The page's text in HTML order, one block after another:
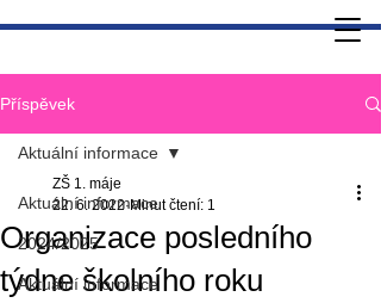
Příspěvek
Aktuální informace
2024/2025
Aktuální informace
Aktuální informace
Organizace posledního
týdne školního roku
ZŠ 1. máje
22. 6. 2022 Minut čtení: 1